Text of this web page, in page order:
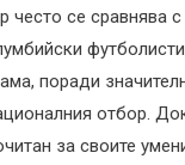
често се сравнява с
поради
отбор.
за своите